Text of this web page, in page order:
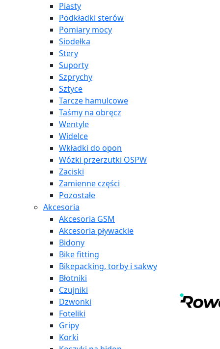
Piasty
Podkładki sterów
Pomiary mocy
Siodełka
Stery
Suporty
Szprychy
Sztyce
Tarcze hamulcowe
Taśmy na obręcz
Wentyle
Widelce
Wkładki do opon
Wózki przerzutki OSPW
Zaciski
Zamienne części
Pozostałe
Akcesoria
Akcesoria GSM
Akcesoria pływackie
Bidony
Bike fitting
Bikepacking, torby i sakwy
Błotniki
Czujniki
Dzwonki
Foteliki
Gripy
Korki